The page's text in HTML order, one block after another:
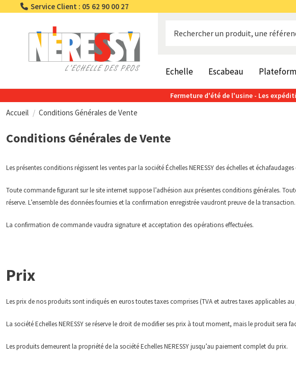
Service Client : 05 62 90 00 27
Echelle Escabeau
Fermeture d'été de l'usine - Les
Accueil Conditions Générales de Vente
Conditions Générales de Vente
Les présentes conditions régissent les ventes par la société Échelles NERESSY des échelles et
Toute commande figurant sur le site internet suppose l’adhésion aux présentes conditions générales.
réserve. L’ensemble des données fournies et la confirmation enregistrée vaudront preuve de la
La confirmation de commande vaudra signature et acceptation des opérations effectuées.
Prix
Les prix de nos produits sont indiqués en euros toutes taxes comprises (TVA et autres taxes applicables
La société Echelles NERESSY se réserve le droit de modifier ses prix à tout moment, mais le produit
Les produits demeurent la propriété de la société Echelles NERESSY jusqu’au paiement complet du prix.